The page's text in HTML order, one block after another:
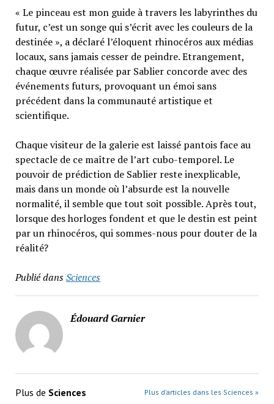
« Le pinceau est mon guide à travers les labyrinthes du
futur, c’est un songe qui s’écrit avec les couleurs de la
destinée », a déclaré l’éloquent rhinocéros aux médias
locaux, sans jamais cesser de peindre. Etrangement,
chaque œuvre réalisée par Sablier concorde avec des
événements futurs, provoquant un émoi sans
précédent dans la communauté artistique et
scientifique.
Chaque visiteur de la galerie est laissé pantois face au
spectacle de ce maître de l’art cubo-temporel. Le
pouvoir de prédiction de Sablier reste inexplicable,
mais dans un monde où l’absurde est la nouvelle
normalité, il semble que tout soit possible. Après tout,
lorsque des horloges fondent et que le destin est peint
par un rhinocéros, qui sommes-nous pour douter de la
réalité?
Publié dansSciences
Édouard Garnier
Plus de Sciences Plus d’articles dans les Sciences »